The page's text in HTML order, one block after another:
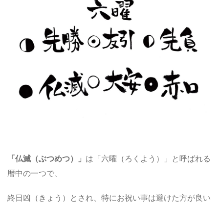
「仏滅（ぶつめつ）」 は「六曜（ろくよう）」と呼ばれる
暦中の一つで、
終日凶（きょう）とされ、特にお祝い事は避けた方が良い